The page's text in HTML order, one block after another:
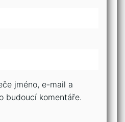
jméno, e-mail a
budoucí komentáře.